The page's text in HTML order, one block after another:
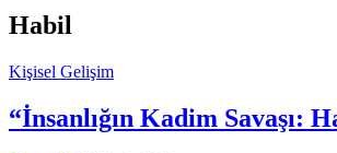
Habil
Kişisel Gelişim
“İnsanlığın Kadim Savaşı: